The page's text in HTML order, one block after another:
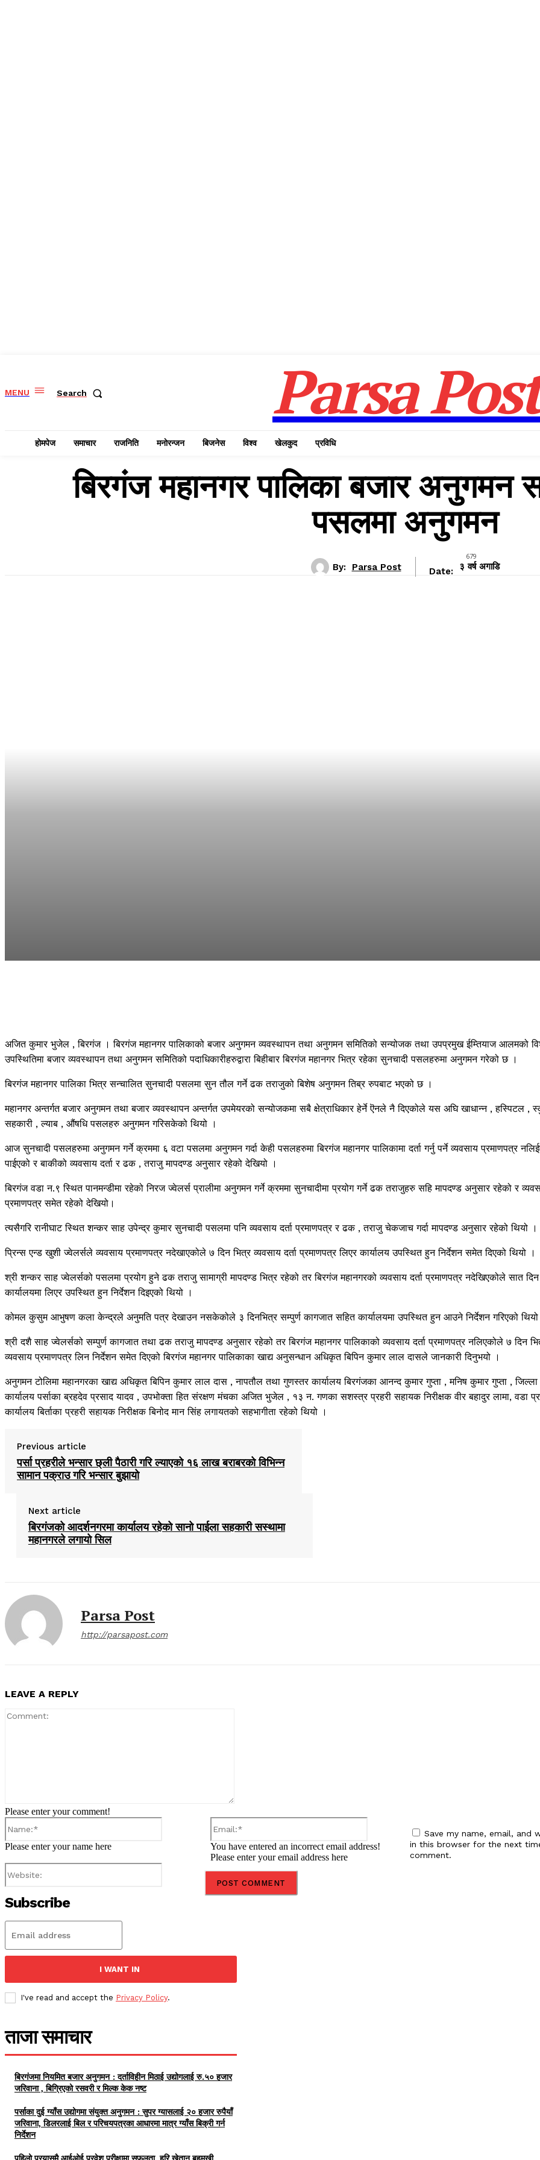
MENU Search Parsa Post
हाेमपेज समाचार राजनिति मनाेरन्जन बिजनेस विश्व खेलकुद प्रविधि
बिरगंज महानगर पालिका बजार अनुगमन
पसलमा अनुगमन
By: Parsa Post Date: ३ वर्ष अगाडि
679
अजित कुमार भुजेल , बिरगंज । बिरगंज महानगर पालिकाको बजार अनुगमन व्यवस्थापन तथा अनुगमन समितिको सन्योजक तथा उपप्रमुख ईम्तियाज आलमको
उपस्थितिमा बजार व्यवस्थापन तथा अनुगमन समितिको पदाधिकारीहरुद्वारा बिहीबार बिरगंज महानगर भित्र रहेका सुनचादी पसलहरुमा अनुगमन गरेको छ ।
बिरगंज महानगर पालिका भित्र सन्चालित सुनचादी पसलमा सुन तौल गर्ने ढक तराजुको बिशेष अनुगमन तिब्र रुपबाट भएको छ ।
महानगर अन्तर्गत बजार अनुगमन तथा बजार व्यवस्थापन अन्तर्गत उपमेयरको सन्योजकमा सबै क्षेत्राधिकार हेर्ने ऎनले नै दिएकोले यस अघि खाधान्न , हस्पिटल ,
सहकारी , ल्याब , औंषधि पसलहरु अनुगमन गरिसकेको थियो ।
आज सुनचादी पसलहरुमा अनुगमन गर्ने क्रममा ६ वटा पसलमा अनुगमन गर्दा केही पसलहरुमा बिरगंज महानगर पालिकामा दर्ता गर्नु पर्ने व्यवसाय प्रमाणपत्र
पाईएको र बाकीको व्यवसाय दर्ता र ढक , तराजु मापदण्ड अनुसार रहेको देखियो ।
बिरगंज वडा न.९ स्थित पानमन्डीमा रहेको निरज ज्वेलर्स प्रालीमा अनुगमन गर्ने क्रममा सुनचादीमा प्रयोग गर्ने ढक तराजुहरु सहि मापदण्ड अनुसार रहेको र
प्रमाणपत्र समेत रहेको देखियो।
त्यसैगरि रानीघाट स्थित शन्कर साह उपेन्द्र कुमार सुनचादी पसलमा पनि व्यवसाय दर्ता प्रमाणपत्र र ढक , तराजु चेकजाच गर्दा मापदण्ड अनुसार रहेको थियो ।
प्रिन्स एन्ड खुशी ज्वेलर्सले व्यवसाय प्रमाणपत्र नदेखाएकोले ७ दिन भित्र व्यवसाय दर्ता प्रमाणपत्र लिएर कार्यालय उपस्थित हुन निर्देशन समेत दिएको थियो ।
श्री शन्कर साह ज्वेलर्सको पसलमा प्रयोग हुने ढक तराजु सामाग्री मापदण्ड भित्र रहेको तर बिरगंज महानगरको व्यवसाय दर्ता प्रमाणपत्र नदेखिएकोले सात
कार्यालयमा लिएर उपस्थित हुन निर्देशन दिइएको थियो ।
कोमल कुसुम आभुषण कला केन्द्रले अनुमति पत्र देखाउन नसकेकोले ३ दिनभित्र सम्पुर्ण कागजात सहित कार्यालयमा उपस्थित हुन आउने निर्देशन गरिएको
श्री दशै साह ज्वेलर्सको सम्पुर्ण कागजात तथा ढक तराजु मापदण्ड अनुसार रहेको तर बिरगंज महानगर पालिकाको व्यवसाय दर्ता प्रमाणपत्र नलिएकोले ७ दिन
व्यवसाय प्रमाणपत्र लिन निर्देशन समेत दिएको बिरगंज महानगर पालिकाका खाद्य अनुसन्धान अधिकृत बिपिन कुमार लाल दासले जानकारी दिनुभयो ।
अनुगमन टोलिमा महानगरका खाद्य अधिकृत बिपिन कुमार लाल दास , नापतौल तथा गुणस्तर कार्यालय बिरगंजका आनन्द कुमार गुप्ता , मनिष कुमार गुप्ता ,
कार्यालय पर्साका ब्रहदेव प्रसाद यादव , उपभोक्ता हित संरक्षण मंचका अजित भुजेल , १३ न. गणका सशस्त्र प्रहरी सहायक निरीक्षक वीर बहादुर लामा, वडा
कार्यालय बिर्ताका प्रहरी सहायक निरीक्षक बिनोद मान सिंह लगायतको सहभागीता रहेको थियो ।
Previous article
पर्सा प्रहरीले भन्सार छ्ली पैठारी गरि ल्याएको १६ लाख बराबरको विभिन्न
सामान पक्राउ गरि भन्सार बुझायो
Next article
बिरगंजको आदर्शनगरमा कार्यालय रहेको सानो पाईला सहकारी सस्थामा
महानगरले लगायो सिल
Parsa Post
http://parsapost.com
LEAVE A REPLY
Please enter your comment!
Please enter your name here
Email:*
You have entered an incorrect email address!
Please enter your email address here
Save my name, email, and
in this browser for the next
comment.
Subscribe
I WANT IN
I've read and accept the Privacy Policy.
ताजा समाचार
बिरगंजमा नियमित बजार अनुगमन : दर्ताविहीन मिठाई उद्योगलाई रु.५० हजार
जरिवाना , बिग्रिएको रसवरी र मिल्क केक नष्ट
पर्साका दुई ग्याँस उद्योगमा संयुक्त अनुगमन : सुपर ग्यासलाई २० हजार रुपैयाँ
जरिवाना, डिलरलाई बिल र परिचयपत्रका आधारमा मात्र ग्याँस बिक्री गर्न
निर्देशन